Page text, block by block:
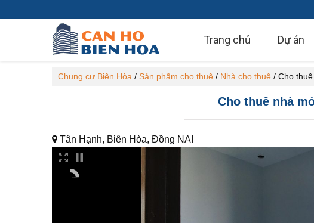
Trang chủ Dự án
Chung cư Biên Hòa / Sản phẩm cho thuê / Nhà cho thuê / Cho
Cho thuê nhà
Tân Hạnh, Biên Hòa, Đồng NAI